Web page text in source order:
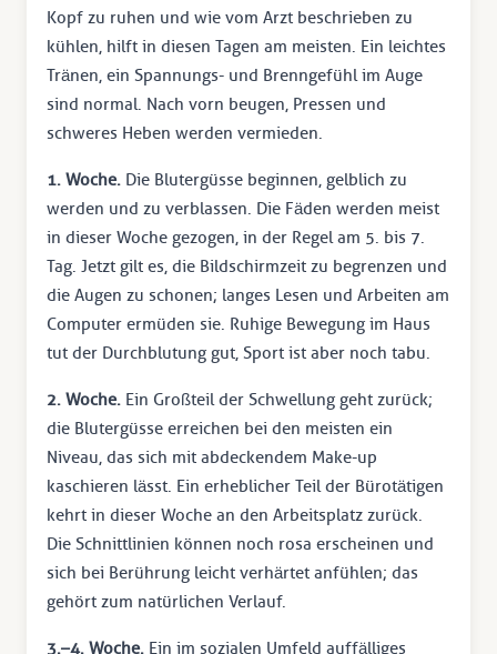
Kopf zu ruhen und wie vom Arzt beschrieben zu
kühlen, hilft in diesen Tagen am meisten. Ein leichtes
Tränen, ein Spannungs- und Brenngefühl im Auge
sind normal. Nach vorn beugen, Pressen und
schweres Heben werden vermieden.
1. Woche. Die Blutergüsse beginnen, gelblich zu
werden und zu verblassen. Die Fäden werden meist
in dieser Woche gezogen, in der Regel am 5. bis 7.
Tag. Jetzt gilt es, die Bildschirmzeit zu begrenzen und
die Augen zu schonen; langes Lesen und Arbeiten am
Computer ermüden sie. Ruhige Bewegung im Haus
tut der Durchblutung gut, Sport ist aber noch tabu.
2. Woche. Ein Großteil der Schwellung geht zurück;
die Blutergüsse erreichen bei den meisten ein
Niveau, das sich mit abdeckendem Make-up
kaschieren lässt. Ein erheblicher Teil der Bürotätigen
kehrt in dieser Woche an den Arbeitsplatz zurück.
Die Schnittlinien können noch rosa erscheinen und
sich bei Berührung leicht verhärtet anfühlen; das
gehört zum natürlichen Verlauf.
3.–4. Woche. Ein im sozialen Umfeld auffälliges